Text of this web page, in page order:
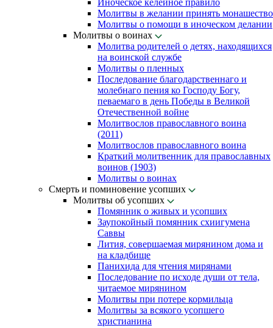
Иноческое келейное правило
Молитвы в желании принять монашество
Молитвы о помощи в иноческом делании
Молитвы о воинах
Молитва родителей о детях, находящихся
на воинской службе
Молитвы о пленных
Последование благодарственнаго и
молебнаго пения ко Господу Богу,
певаемаго в день Победы в Великой
Отечественной войне
Молитвослов православного воина
(2011)
Молитвослов православного воина
Краткий молитвенник для православных
воинов (1903)
Молитвы о воинах
Смерть и поминовение усопших
Молитвы об усопших
Помянник о живых и усопших
Заупокойный помянник схиигумена
Саввы
Лития, совершаемая мирянином дома и
на кладбище
Панихида для чтения мирянами
Последование по исходе души от тела,
читаемое мирянином
Молитвы при потере кормильца
Молитвы за всякого усопшего
христианина